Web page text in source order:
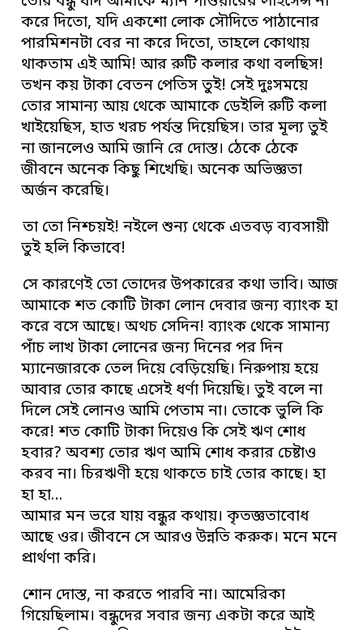
করে দিতো, যদি একশো লোক সৌদিতে পাঠানোর
পারমিশনটা বের না করে দিতো, তাহলে কোথায়
থাকতাম এই আমি! আর রুটি কলার কথা বলছিস!
তখন কয় টাকা বেতন পেতিস তুই! সেই দুঃসময়ে
তোর সামান্য আয় থেকে আমাকে ডেইলি রুটি কলা
খাইয়েছিস, হাত খরচ পর্যন্ত দিয়েছিস। তার মূল্য তুই
না জানলেও আমি জানি রে দোস্ত। ঠেকে ঠেকে
জীবনে অনেক কিছু শিখেছি। অনেক অভিজ্ঞতা
অর্জন করেছি।
তা তো নিশ্চয়ই! নইলে শুন্য থেকে এতবড় ব্যবসায়ী
তুই হলি কিভাবে!
সে কারণেই তো তোদের উপকারের কথা ভাবি। আজ
আমাকে শত কোটি টাকা লোন দেবার জন্য ব্যাংক হা
করে বসে আছে। অথচ সেদিন! ব্যাংক থেকে সামান্য
পাঁচ লাখ টাকা লোনের জন্য দিনের পর দিন
ম্যানেজারকে তেল দিয়ে বেড়িয়েছি। নিরুপায় হয়ে
আবার তোর কাছে এসেই ধর্ণা দিয়েছি। তুই বলে না
দিলে সেই লোনও আমি পেতাম না। তোকে ভুলি কি
করে! শত কোটি টাকা দিয়েও কি সেই ঋণ শোধ
হবার? অবশ্য তোর ঋণ আমি শোধ করার চেষ্টাও
করব না। চিরঋণী হয়ে থাকতে চাই তোর কাছে। হা
হা হা…
আমার মন ভরে যায় বন্ধুর কথায়। কৃতজ্ঞতাবোধ
আছে ওর। জীবনে সে আরও উন্নতি করুক। মনে মনে
প্রার্থণা করি।
শোন দোস্ত, না করতে পারবি না। আমেরিকা
গিয়েছিলাম। বন্ধুদের সবার জন্য একটা করে আই